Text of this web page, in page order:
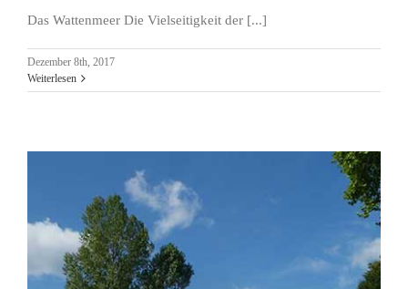
Das Wattenmeer Die Vielseitigkeit der [...]
Dezember 8th, 2017
Weiterlesen